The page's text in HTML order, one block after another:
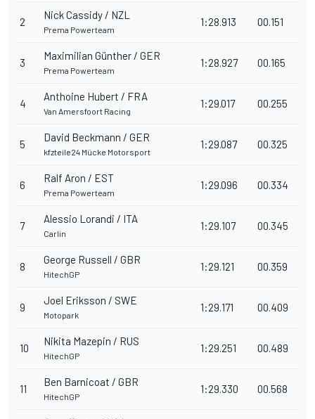
2
Nick Cassidy / NZL
Prema Powerteam
1:28.913 00.151
3
Maximilian Günther / GER
Prema Powerteam
1:28.927 00.165
4
Anthoine Hubert / FRA
Van Amersfoort Racing
1:29.017 00.255
5
David Beckmann / GER
kfzteile24 Mücke Motorsport
1:29.087 00.325
6
Ralf Aron / EST
Prema Powerteam
1:29.096 00.334
7
Alessio Lorandi / ITA
Carlin
1:29.107 00.345
8
George Russell / GBR
HitechGP
1:29.121 00.359
9
Joel Eriksson / SWE
Motopark
1:29.171 00.409
10
Nikita Mazepin / RUS
HitechGP
1:29.251 00.489
11
Ben Barnicoat / GBR
HitechGP
1:29.330 00.568